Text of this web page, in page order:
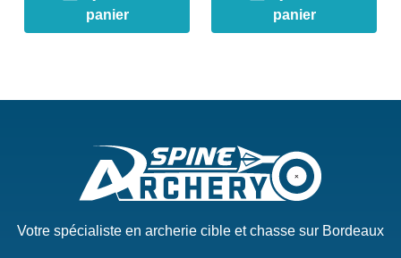
panier
panier
Votre spécialiste en archerie cible et chasse sur Bordeaux